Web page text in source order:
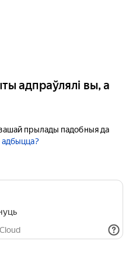
адпраўлялі вы, а
прылады падобныя да
адбыцца?